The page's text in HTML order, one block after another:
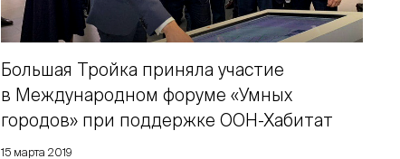
15 марта 2019
Большая Тройка приняла участие
в Международном форуме «Умных
городов» при поддержке ООН-Хабитат